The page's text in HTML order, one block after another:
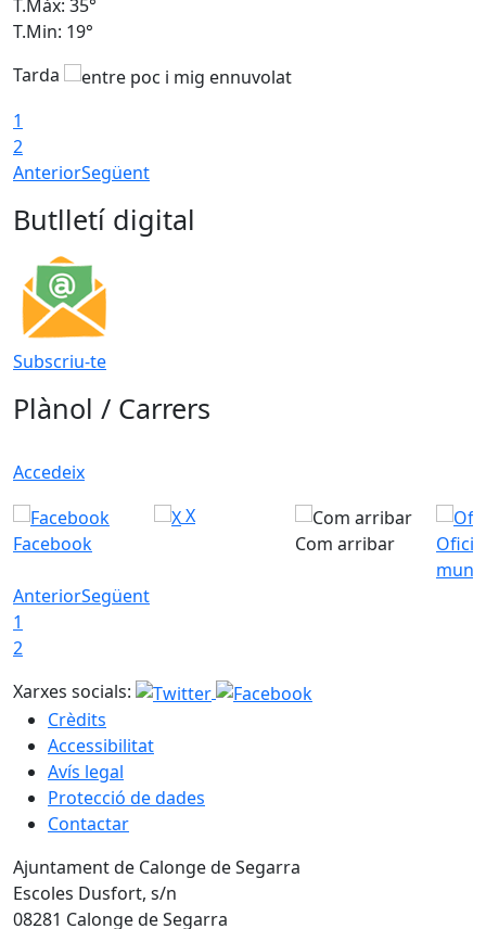
T.Màx: 35°
T.Min: 19°
Tarda
1
2
AnteriorSegüent
Butlletí digital
Subscriu-te
Plànol / Carrers
Accedeix
Facebook
X
Com arribar
AnteriorSegüent
1
2
Xarxes socials:
Crèdits
Accessibilitat
Avís legal
Protecció de dades
Contactar
Ajuntament de Calonge de Segarra
Escoles Dusfort, s/n
08281 Calonge de Segarra